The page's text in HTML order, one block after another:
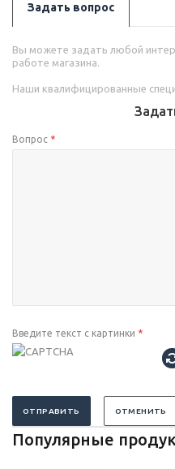
Задать вопрос
Вы можете задать любой
работе магазина.
Наши квалифицированные
Вопрос *
Введите текст с картинки *
ОТПРАВИТЬ ОТМЕНИТЬ
Популярные